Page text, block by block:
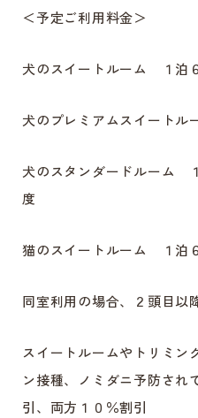
＜予定ご利用料金＞
犬のスイートルーム １泊
犬のプレミアムスイート
犬のスタンダードルーム
度
猫のスイートルーム １泊
同室利用の場合、２頭目以
スイートルームやトリミン
ン接種、ノミダニ予防され
引、両方１０％割引